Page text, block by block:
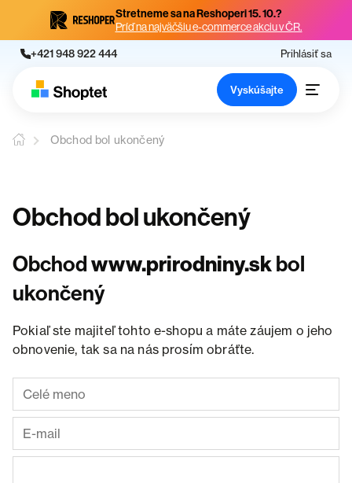
Stretneme sa na Reshoperi 15. 10.?
Príď na najväčšiu e-commerce akciu v ČR.
+421 948 922 444 Prihlásiť sa
Vyskúšajte
Obchod bol ukončený
Obchod bol ukončený
Obchodwww.prirodniny.skbol
ukončený
Pokiaľ ste majiteľ tohto e-shopu a máte záujem o jeho
obnovenie, tak sa na nás prosím obráťte.